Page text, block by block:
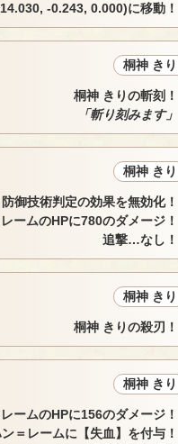
-0.243, 0.000)に移動！
桐神 きり
桐神 きりの斬刻！
「斬り刻みます」
桐神 きり
御技術判定の効果を無効化！
ームのHPに780のダメージ！
追撃…なし！
桐神 きり
桐神 きりの殺刃！
桐神 きり
ームのHPに156のダメージ！
ン＝レームに【失血】を付与！